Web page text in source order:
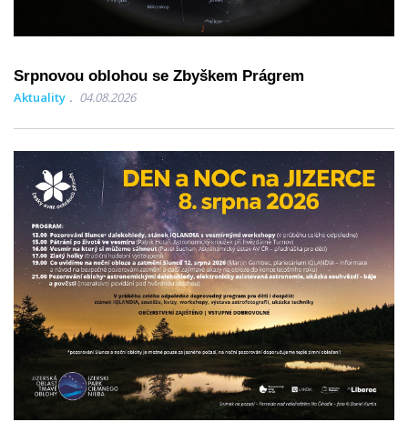
Srpnovou oblohou se Zbyškem Prágrem
Aktuality 04.08.2026